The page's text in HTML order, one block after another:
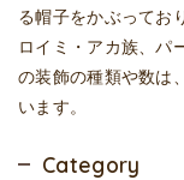
る帽子をかぶってお
ロイミ・アカ族、パ
の装飾の種類や数は
います。
Category